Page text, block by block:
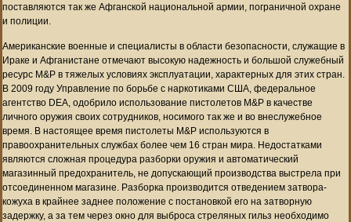
поставляются так же Афганской национальной армии, пограничной охране
и полиции.
Американские военные и специалисты в области безопасности, служащие в
Ираке и Афганистане отмечают высокую надежность и большой служебный
ресурс M&P в тяжелых условиях эксплуатации, характерных для этих стран.
В 2009 году Управление по борьбе с наркотиками США, федеральное
агентство DEA, одобрило использование пистолетов M&P в качестве
личного оружия своих сотрудников, носимого так же и во внеслужебное
время. В настоящее время пистолеты M&P используются в
правоохранительных службах более чем 16 стран мира. Недостатками
являются сложная процедура разборки оружия и автоматический
магазинный предохранитель, не допускающий производства выстрела при
отсоединенном магазине. Разборка производится отведением затвора-
кожуха в крайнее заднее положение с постановкой его на затворную
задержку, а за тем через окно для выброса стреляных гильз необходимо